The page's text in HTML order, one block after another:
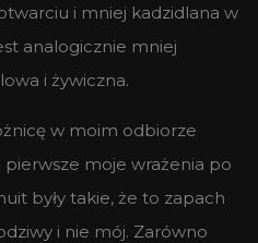
i mniej kadzidlana w
analogicznie mniej
i żywiczna.
w moim odbiorze
pierwsze moje wrażenia po
były takie, że to zapach
i nie mój. Zarówno